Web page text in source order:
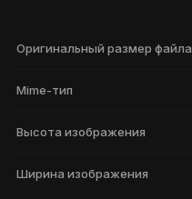
Оригинальный размер файла
Mime-тип
Высота изображения
Ширина изображения